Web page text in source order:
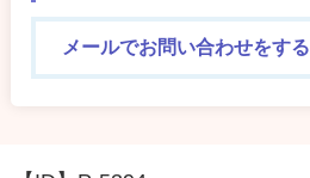
メールでお問い合わせをする